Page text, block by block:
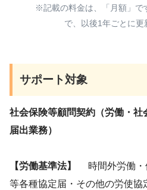
※記載の料金は、「月額」で
で、以後1年ごとに更
サポート対象
社会保険等顧問契約（労働・社
届出業務）
【労働基準法】 時間外労働
等各種協定届・その他の労使協